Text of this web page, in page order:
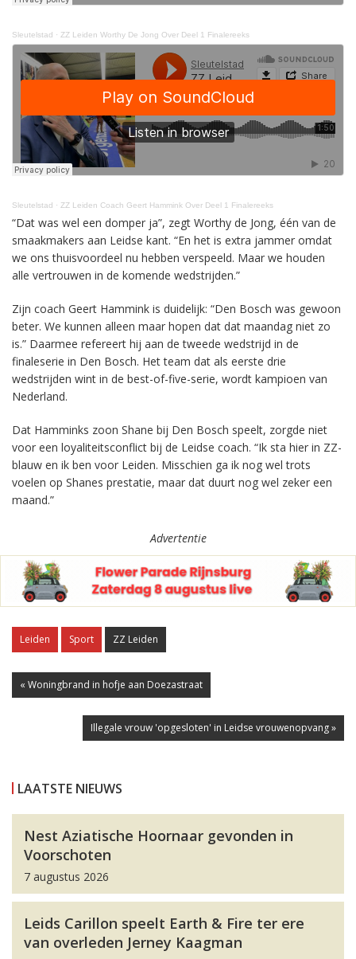
Sleutelstad · ZZ Leiden Worthy De Jong Over Deel 1 Finalereeks
Sleutelstad · ZZ Leiden Coach Geert Hammink Over Deel 1 Finalereeks
“Dat was wel een domper ja”, zegt Worthy de Jong, één van de
smaakmakers aan Leidse kant. “En het is extra jammer omdat
we ons thuisvoordeel nu hebben verspeeld. Maar we houden
alle vertrouwen in de komende wedstrijden.”
Zijn coach Geert Hammink is duidelijk: “Den Bosch was gewoon
beter. We kunnen alleen maar hopen dat dat maandag niet zo
is.” Daarmee refereert hij aan de tweede wedstrijd in de
finaleserie in Den Bosch. Het team dat als eerste drie
wedstrijden wint in de best-of-five-serie, wordt kampioen van
Nederland.
Dat Hamminks zoon Shane bij Den Bosch speelt, zorgde niet
voor een loyaliteitsconflict bij de Leidse coach. “Ik sta hier in ZZ-
blauw en ik ben voor Leiden. Misschien ga ik nog wel trots
voelen op Shanes prestatie, maar dat duurt nog wel zeker een
maand.”
Advertentie
Leiden Sport ZZ Leiden
« Woningbrand in hofje aan Doezastraat
Illegale vrouw 'opgesloten' in Leidse vrouwenopvang »
LAATSTE NIEUWS
Nest Aziatische Hoornaar gevonden in
Voorschoten
7 augustus 2026
Leids Carillon speelt Earth & Fire ter ere
van overleden Jerney Kaagman